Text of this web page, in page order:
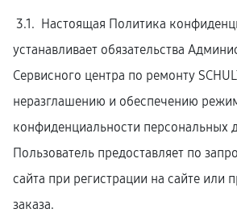
3.1. Настоящая Политика
устанавливает обязательства
Сервисного центра по ремонту
неразглашению и обеспечению
конфиденциальности персональных
Пользователь предоставляет по
сайта при регистрации на сайте или
заказа.